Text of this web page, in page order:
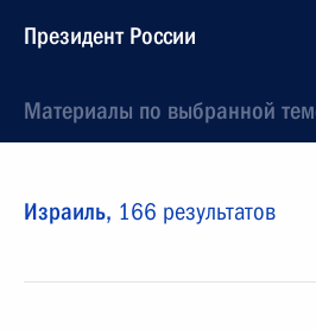
Президент России
Материалы по выбранной
Израиль, 166 результатов